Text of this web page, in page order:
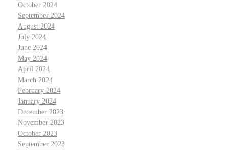
October 2024
September 2024
August 2024
July 2024
June 2024
May 2024
April 2024
March 2024
February 2024
January 2024
December 2023
November 2023
October 2023
September 2023